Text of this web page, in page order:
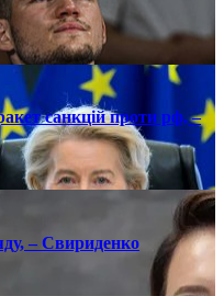
санкцій проти рф, –
– Свириденко